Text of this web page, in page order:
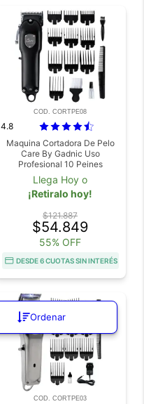
Ordenar
COD. CORTPE08
4.8
Maquina Cortadora De Pelo
Care By Gadnic Uso
Profesional 10 Peines
Accesorios
Llega Hoy o
¡Retiralo hoy!
$121.887
$54.849
55% OFF
DESDE 6 CUOTAS SIN INTERÉS
COD. CORTPE03